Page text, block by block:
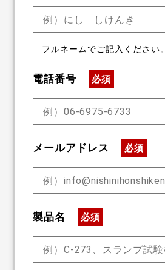
フルネームでご記入ください。
電話番号 必須
メールアドレス 必須
製品名 必須